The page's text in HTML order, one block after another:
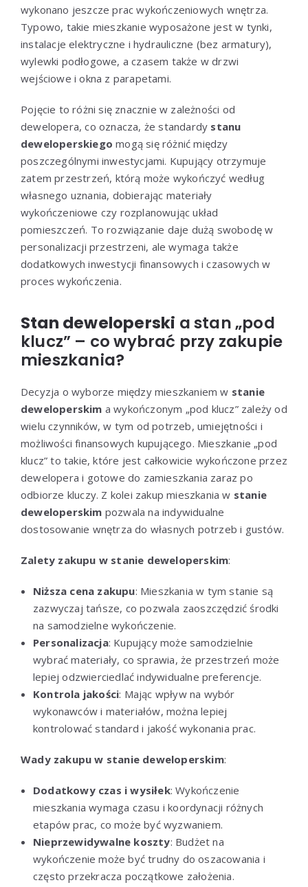
wykonano jeszcze prac wykończeniowych wnętrza.
Typowo, takie mieszkanie wyposażone jest w tynki,
instalacje elektryczne i hydrauliczne (bez armatury),
wylewki podłogowe, a czasem także w drzwi
wejściowe i okna z parapetami.
Pojęcie to różni się znacznie w zależności od
dewelopera, co oznacza, że standardy stanu
deweloperskiego mogą się różnić między
poszczególnymi inwestycjami. Kupujący otrzymuje
zatem przestrzeń, którą może wykończyć według
własnego uznania, dobierając materiały
wykończeniowe czy rozplanowując układ
pomieszczeń. To rozwiązanie daje dużą swobodę w
personalizacji przestrzeni, ale wymaga także
dodatkowych inwestycji finansowych i czasowych w
proces wykończenia.
Stan deweloperski a stan „pod
klucz” – co wybrać przy zakupie
mieszkania?
Decyzja o wyborze między mieszkaniem w stanie
deweloperskim a wykończonym „pod klucz” zależy od
wielu czynników, w tym od potrzeb, umiejętności i
możliwości finansowych kupującego. Mieszkanie „pod
klucz” to takie, które jest całkowicie wykończone przez
dewelopera i gotowe do zamieszkania zaraz po
odbiorze kluczy. Z kolei zakup mieszkania w stanie
deweloperskim pozwala na indywidualne
dostosowanie wnętrza do własnych potrzeb i gustów.
Zalety zakupu w stanie deweloperskim:
Niższa cena zakupu: Mieszkania w tym stanie są
zazwyczaj tańsze, co pozwala zaoszczędzić środki
na samodzielne wykończenie.
Personalizacja: Kupujący może samodzielnie
wybrać materiały, co sprawia, że przestrzeń może
lepiej odzwierciedlać indywidualne preferencje.
Kontrola jakości: Mając wpływ na wybór
wykonawców i materiałów, można lepiej
kontrolować standard i jakość wykonania prac.
Wady zakupu w stanie deweloperskim:
Dodatkowy czas i wysiłek: Wykończenie
mieszkania wymaga czasu i koordynacji różnych
etapów prac, co może być wyzwaniem.
Nieprzewidywalne koszty: Budżet na
wykończenie może być trudny do oszacowania i
często przekracza początkowe założenia.